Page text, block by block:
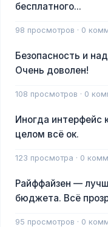
бесплатного...
98 просмотров · 0
Безопасность и
Очень доволен!
108 просмотров · 0
Иногда интерфейс
целом всё ок.
123 просмотра · 0
Райффайзен —
бюджета. Всё
95 просмотров · 0